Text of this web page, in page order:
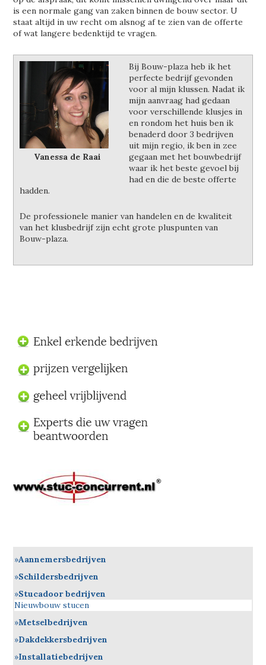
is een normale gang van zaken binnen de bouw sector. U
staat altijd in uw recht om alsnog af te zien van de offerte
of wat langere bedenktijd te vragen.
Vanessa de Raai
Bij Bouw-plaza heb ik het
perfecte bedrijf gevonden
voor al mijn klussen. Nadat ik
mijn aanvraag had gedaan
voor verschillende klusjes in
en rondom het huis ben ik
benaderd door 3 bedrijven
uit mijn regio, ik ben in zee
gegaan met het bouwbedrijf
waar ik het beste gevoel bij
had en die de beste offerte
hadden.
De professionele manier van handelen en de kwaliteit
van het klusbedrijf zijn echt grote pluspunten van
Bouw-plaza.
Aannemersbedrijven
Schildersbedrijven
Stucadoor bedrijven
Nieuwbouw stucen
Metselbedrijven
Dakdekkersbedrijven
Installatiebedrijven